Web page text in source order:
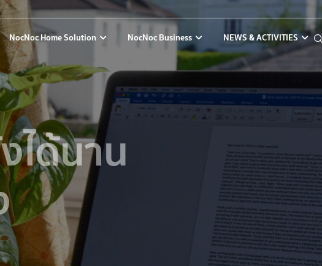
NocNoc Home Solution NocNoc Business NEWS & ACTIVITIES
ได้นาน